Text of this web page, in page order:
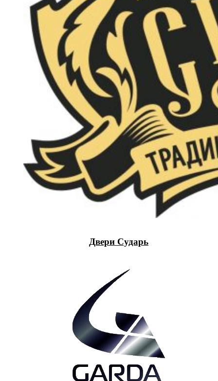
Двери Сударь